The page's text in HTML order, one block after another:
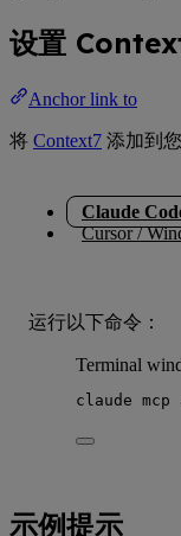
设置
Anchor link to
将 Context7 添加到
Claude
Cursor /
运行以下命令：
Terminal
claude mcp
示例提示